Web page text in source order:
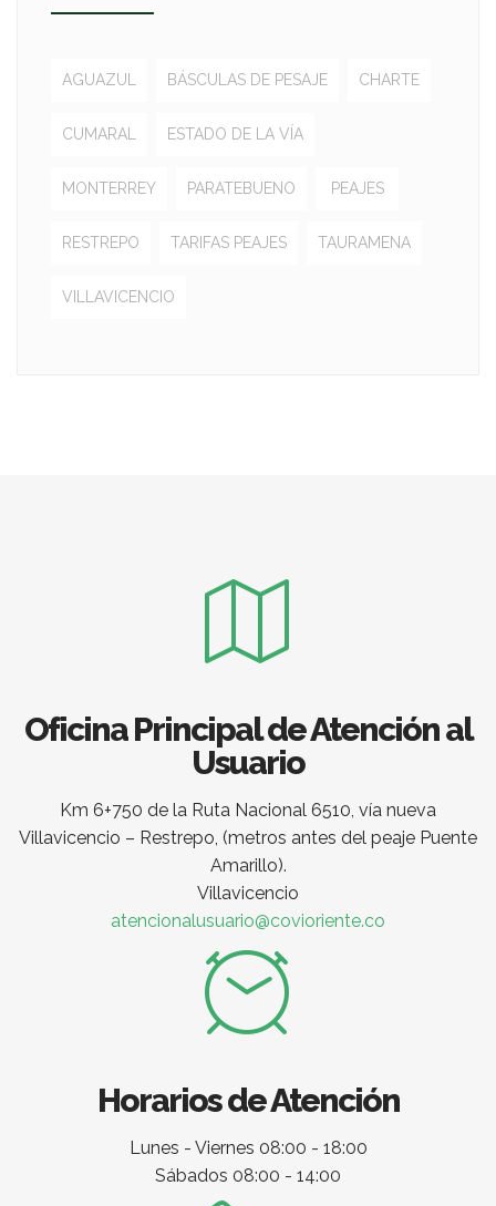
AGUAZUL BÁSCULAS DE PESAJE CHARTE
CUMARAL ESTADO DE LA VÍA
MONTERREY PARATEBUENO PEAJES
RESTREPO TARIFAS PEAJES TAURAMENA
VILLAVICENCIO
Oficina Principal de Atención al
Usuario
Km 6+750 de la Ruta Nacional 6510, vía nueva
Villavicencio – Restrepo, (metros antes del peaje Puente
Amarillo).
Villavicencio
atencionalusuario@covioriente.co
Horarios de Atención
Lunes - Viernes 08:00 - 18:00
Sábados 08:00 - 14:00